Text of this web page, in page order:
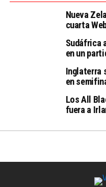
Nueva
cuarta
Sudáfrica
en un
Inglaterra
en
Los All
fuera a